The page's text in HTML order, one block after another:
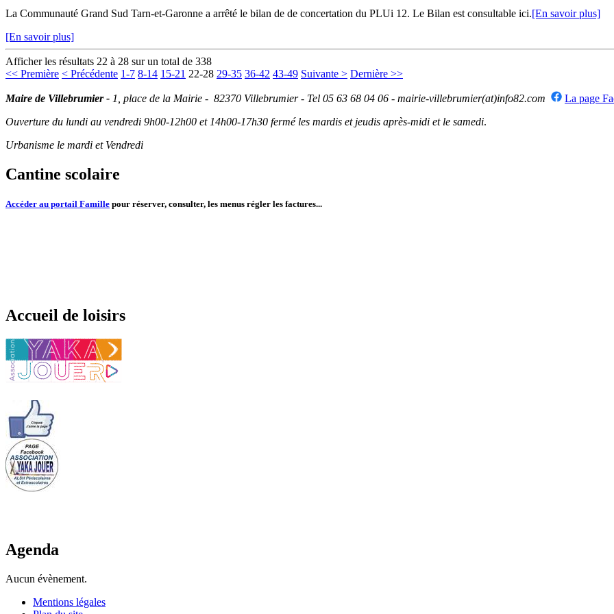
La Communauté Grand Sud Tarn-et-Garonne a arrêté le bilan de de concertation du PLUi 12. Le Bilan est consultable ici.[En savoir plus]
[En savoir plus]
Afficher les résultats 22 à 28 sur un total de 338
<< Première < Précédente 1-7 8-14 15-21 22-28 29-35 36-42 43-49 Suivante > Dernière >>
Maire de Villebrumier - 1, place de la Mairie - 82370 Villebrumier - Tel 05 63 68 04 06 - mairie-villebrumier(at)info82.com
La page
Ouverture du lundi au vendredi 9h00-12h00 et 14h00-17h30 fermé les mardis et jeudis après-midi et le samedi.
Urbanisme le mardi et Vendredi
Cantine scolaire
Accéder au portail Famille pour réserver, consulter, les menus régler les factures...
Accueil de loisirs
Agenda
Aucun évènement.
Mentions légales